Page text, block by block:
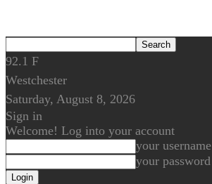
92.1 F
Westchester
Saturday, August 8, 2026
Sign in
Welcome! Log into your account
your username
your password